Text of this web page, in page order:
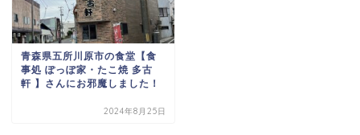
青森県五所川原市の食堂【食
事処 ぽっぽ家・たこ焼 多古
軒 】さんにお邪魔しました！
2024年8月25日